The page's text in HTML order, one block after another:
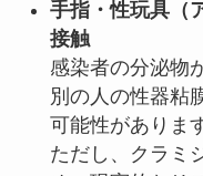
手指・性玩具（
接触
感染者の分泌物
別の人の性器粘
可能性がありま
ただし、クラミ